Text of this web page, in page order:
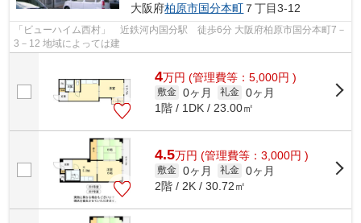
大阪府柏原市国分本町 ７丁目3-12
「ビューハイム西村」 近鉄河内国分駅 徒歩6分 大阪府柏原市国分本町7－
3－12 地域によっては建
4万円 (管理費等：5,000円 )
敷金 0ヶ月 礼金 0ヶ月
1階 / 1DK / 23.00㎡
4.5万円 (管理費等：3,000円 )
敷金 0ヶ月 礼金 0ヶ月
2階 / 2K / 30.72㎡